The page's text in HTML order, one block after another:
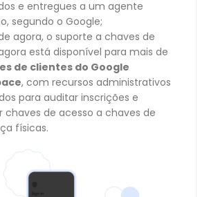
e entregues a um agente
segundo o Google;
agora, o suporte a chaves de
está disponível para mais de
de clientes do Google
, com recursos administrativos
para auditar inscrições e
chaves de acesso a chaves de
físicas.